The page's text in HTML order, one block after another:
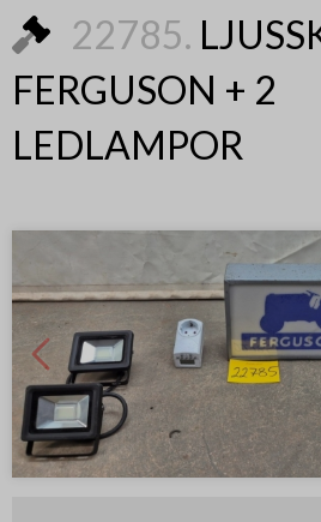
22785.
FERGUSON + 2
LEDLAMPOR